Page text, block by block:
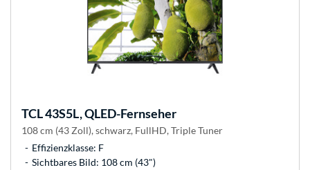
TCL43S5L, QLED-Fernseher
108 cm (43 Zoll), schwarz, FullHD, Triple Tuner
Effizienzklasse: F
Sichtbares Bild: 108 cm (43")